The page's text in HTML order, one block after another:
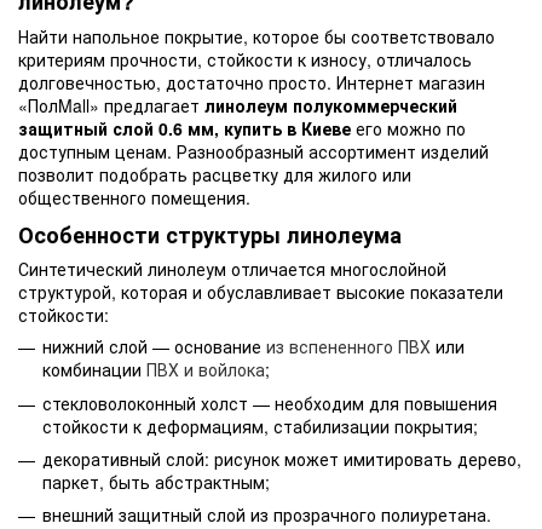
Найти напольное покрытие, которое бы соответствовало
критериям прочности, стойкости к износу, отличалось
долговечностью, достаточно просто. Интернет магазин
«ПолMall» предлагает линолеум полукоммерческий
защитный слой 0.6 мм, купить в Киеве его можно по
доступным ценам. Разнообразный ассортимент изделий
позволит подобрать расцветку для жилого или
общественного помещения.
Особенности структуры линолеума
Синтетический линолеум отличается многослойной
структурой, которая и обуславливает высокие показатели
стойкости:
нижний слой — основание из вспененного ПВХ или
комбинации ПВХ и войлока;
стекловолоконный холст — необходим для повышения
стойкости к деформациям, стабилизации покрытия;
декоративный слой: рисунок может имитировать дерево,
паркет, быть абстрактным;
внешний защитный слой из прозрачного полиуретана.